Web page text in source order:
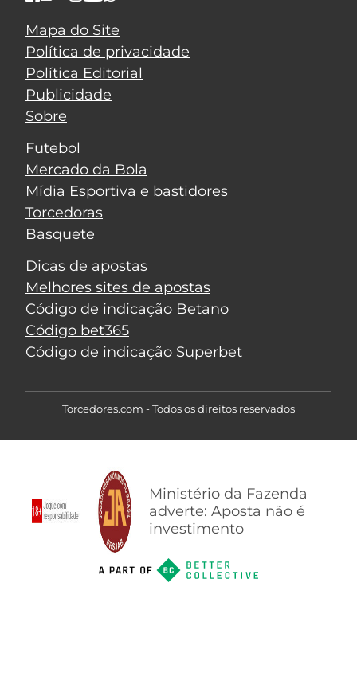
Mapa do Site
Política de privacidade
Política Editorial
Publicidade
Sobre
Futebol
Mercado da Bola
Mídia Esportiva e bastidores
Torcedoras
Basquete
Dicas de apostas
Melhores sites de apostas
Código de indicação Betano
Código bet365
Código de indicação Superbet
Torcedores.com - Todos os direitos reservados
Ministério da Fazenda
adverte: Aposta não é
investimento